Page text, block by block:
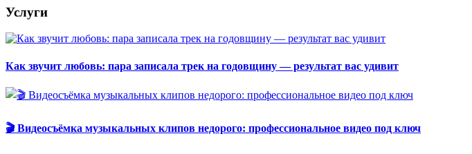
Услуги
Как звучит любовь: пара записала трек на годовщину — результат вас удивит
🎬 Видеосъёмка музыкальных клипов недорого: профессиональное видео под ключ